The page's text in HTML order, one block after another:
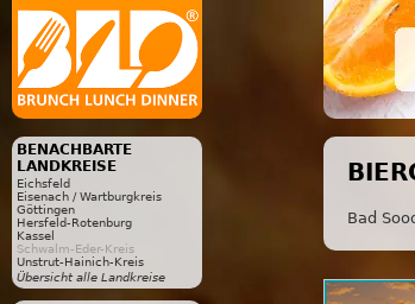
BENACHBARTE
LANDKREISE
Eichsfeld
Eisenach / Wartburgkreis
Göttingen
Hersfeld-Rotenburg
Kassel
Schwalm-Eder-Kreis
Unstrut-Hainich-Kreis
Übersicht alle Landkreise
Bad